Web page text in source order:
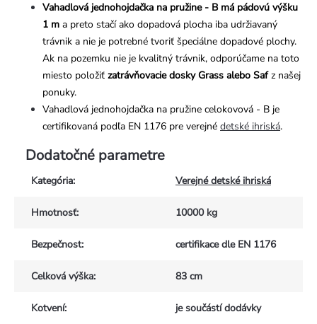
Vahadlová jednohojdačka na pružine - B má pádovú výšku
1 m a preto stačí ako dopadová plocha iba udržiavaný
trávnik a nie je potrebné tvoriť špeciálne dopadové plochy.
Ak na pozemku nie je kvalitný trávnik, odporúčame na toto
miesto položiť zatrávňovacie dosky Grass alebo Safz našej
ponuky.
Vahadlová jednohojdačka na pružine celokovová - B je
certifikovaná podľa EN 1176 pre verejné detské ihriská.
Dodatočné parametre
Kategória: Verejné detské ihriská
Hmotnosť: 10000 kg
Bezpečnost: certifikace dle EN 1176
Celková výška: 83 cm
Kotvení: je součástí dodávky